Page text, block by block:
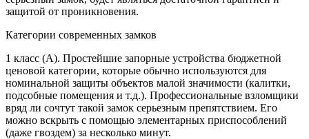
защитой от проникновения.
Категории современных замков
1 класс (A). Простейшие запорные устройства бюджетной
ценовой категории, которые обычно используются для
номинальной защиты объектов малой значимости (калитки,
подсобные помещения и т.д.). Профессиональные взломщики
вряд ли сочтут такой замок серьезным препятствием. Его
можно вскрыть с помощью элементарных приспособлений
(даже гвоздем) за несколько минут.